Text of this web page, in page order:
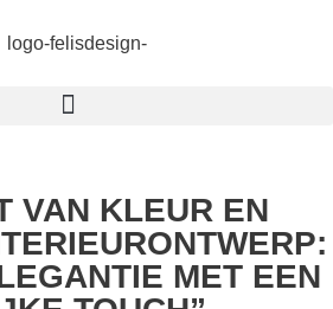
VAN KLEUR EN
MET EEN